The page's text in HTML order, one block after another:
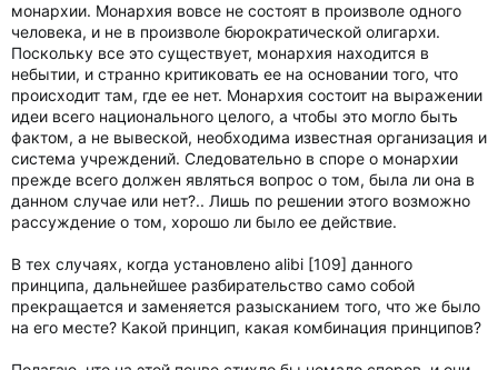
монархии. Монархия вовсе не состоят в произволе одного
человека, и не в произволе бюрократической олигархи.
Поскольку все это существует, монархия находится в
небытии, и странно критиковать ее на основании того, что
происходит там, где ее нет. Монархия состоит на выражении
идеи всего национального целого, а чтобы это могло быть
фактом, а не вывеской, необходима известная организация и
система учреждений. Следовательно в споре о монархии
прежде всего должен являться вопрос о том, была ли она в
данном случае или нет?.. Лишь по решении этого возможно
рассуждение о том, хорошо ли было ее действие.
В тех случаях, когда установлено alibi [109] данного
принципа, дальнейшее разбирательство само собой
прекращается и заменяется разысканием того, что же было
на его месте? Какой принцип, какая комбинация принципов?